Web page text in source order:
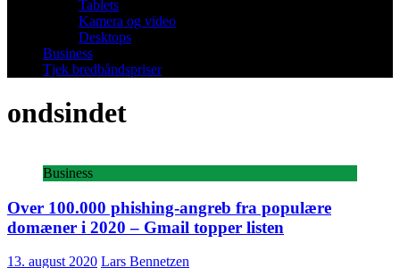
Tablets
Kamera og video
Desktops
Business
Tjek bredbåndspriser
ondsindet
Business
Over 100.000 phishing-angreb fra populære
domæner i 2020 – Gmail topper listen
13. august 2020 Lars Bennetzen